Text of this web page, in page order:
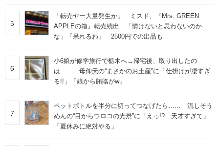
5
「転売ヤー大量発生か」 ミスド、『Mrs. GREEN
APPLEの箱』転売続出 「情けないと思わないのか
な」「呆れるわ」 2500円での出品も
6
小6娘が修学旅行で栃木へ→帰宅後、取り出したの
は…… 母仰天の“まさかのお土産”に「仕掛けが凄すぎ
る!!」「娘から賄賂がw」
7
ペットボトルを半分に切ってつなげたら…… 流しそう
めんの“目からウロコの光景”に「えっ!? 天才すぎて」
「夏休みに絶対やる」